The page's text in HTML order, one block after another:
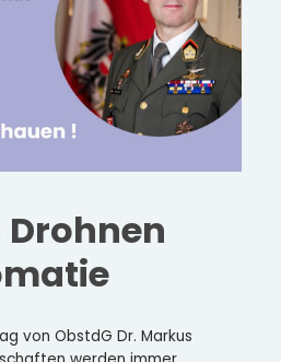
von ObstdG Dr. Markus